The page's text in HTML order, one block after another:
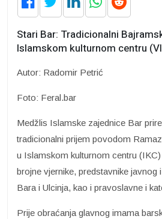
Stari Bar: Tradicionalni
Islamskom kulturnom centru
Autor: Radomir Petrić
Foto: Feral.bar
Medžlis Islamske zajednice Bar
tradicionalni prijem povodom
u Islamskom kulturnom centru
brojne vjernike, predstavnike javnog
Bara i Ulcinja, kao i pravoslavne i
Prije obraćanja glavnog imama